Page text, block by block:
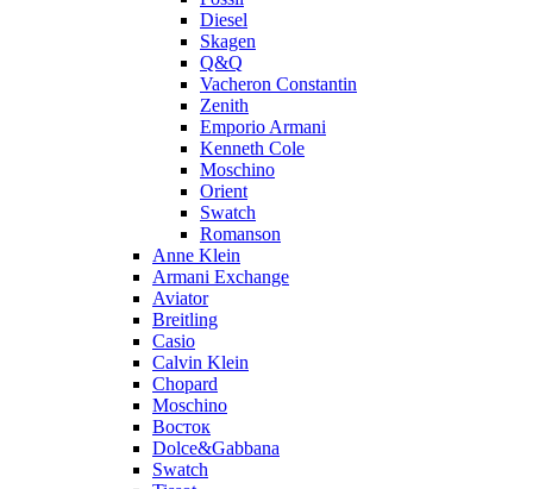
Diesel
Skagen
Q&Q
Vacheron Constantin
Zenith
Emporio Armani
Kenneth Cole
Moschino
Orient
Swatch
Romanson
Anne Klein
Armani Exchange
Aviator
Breitling
Casio
Calvin Klein
Chopard
Moschino
Восток
Dolce&Gabbana
Swatch